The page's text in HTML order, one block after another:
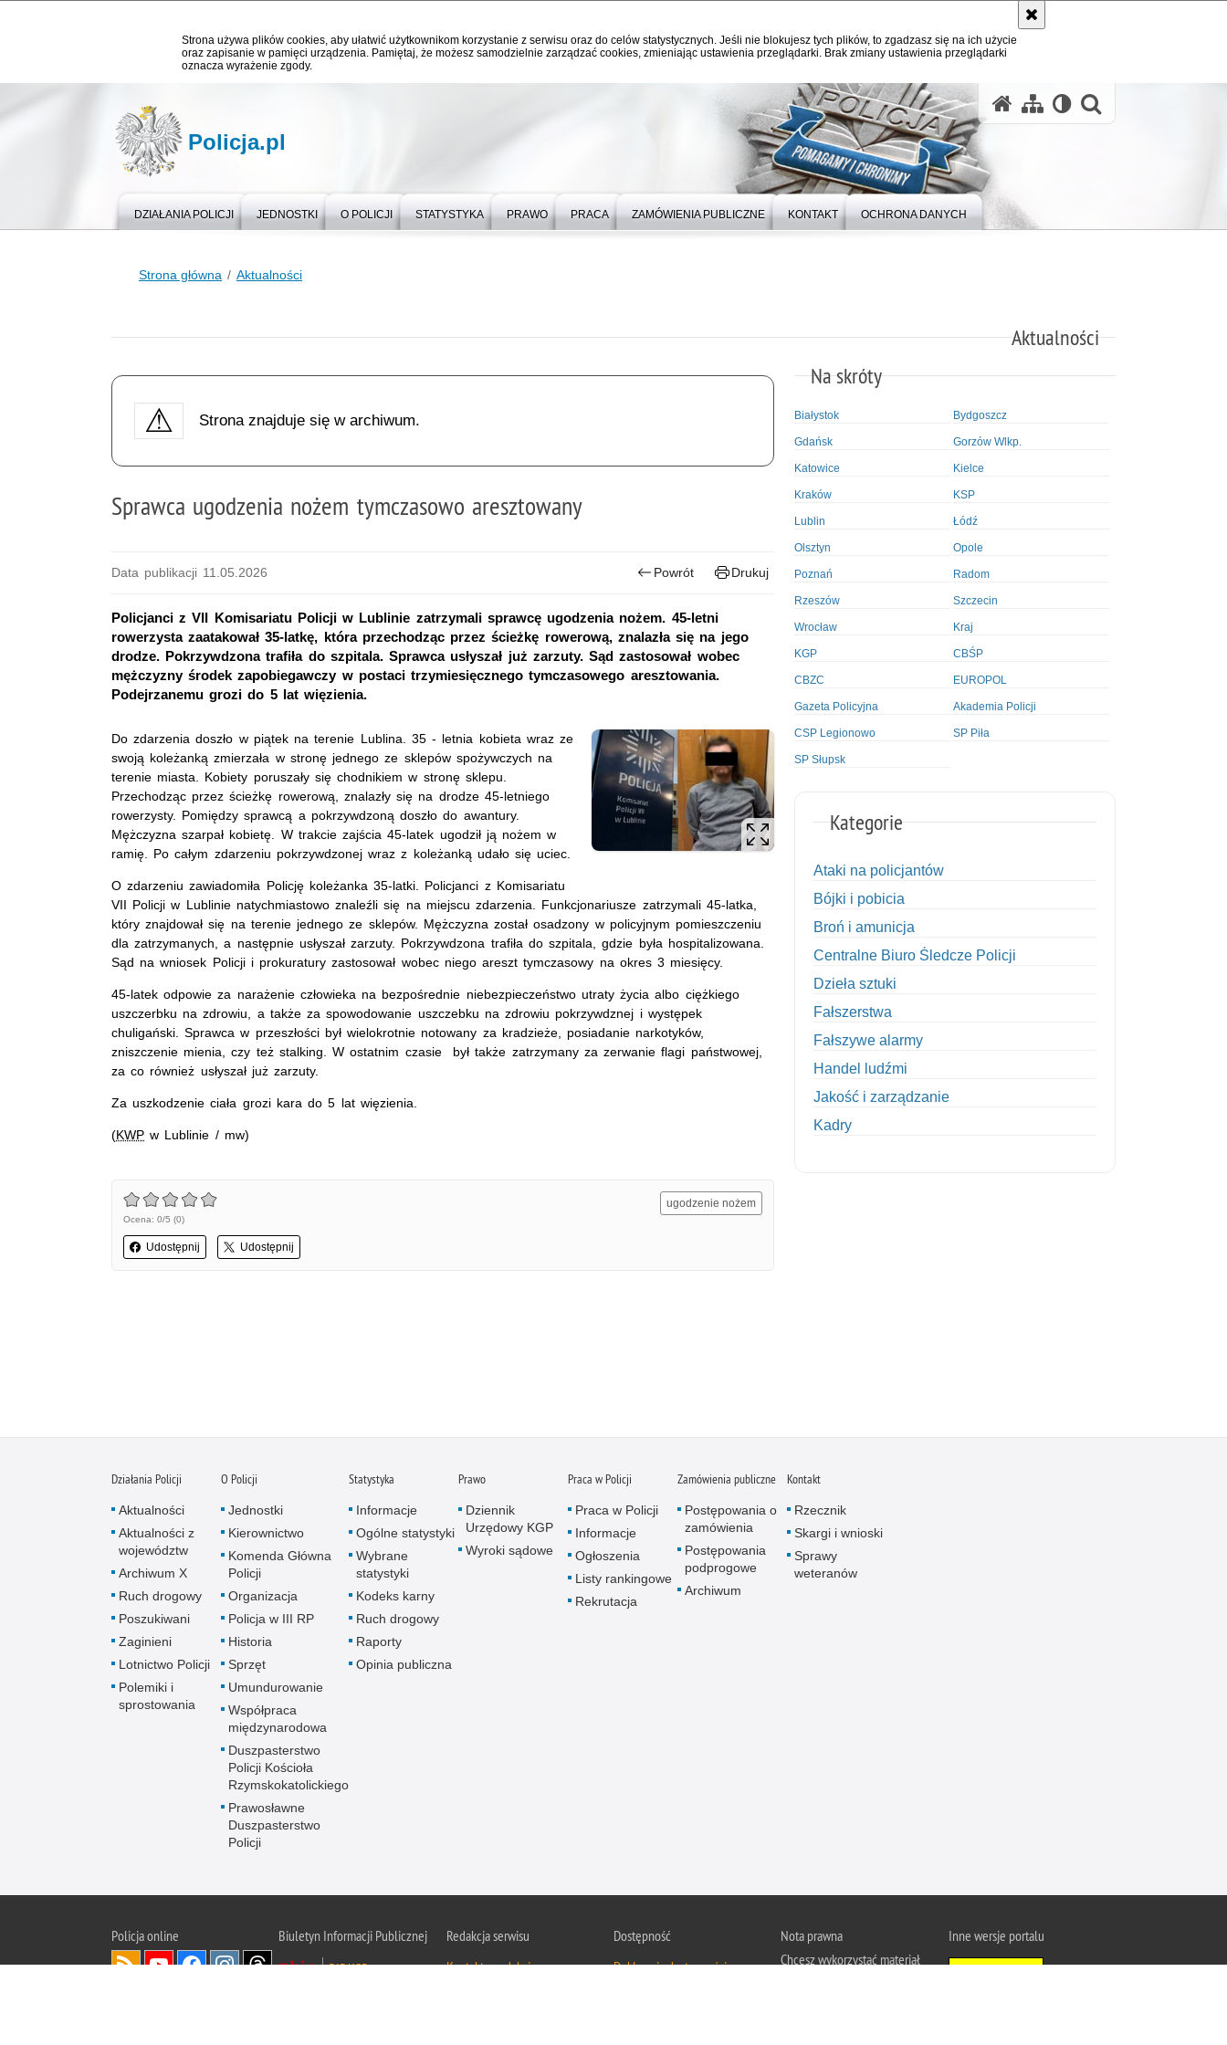
Strona używa plików cookies, aby ułatwić użytkownikom korzystanie z serwisu oraz do celów statystycznych. Jeśli nie blokujesz tych plików, to zgadzasz się na ich użycie
oraz zapisanie w pamięci urządzenia. Pamiętaj, że możesz samodzielnie zarządzać cookies, zmieniając ustawienia przeglądarki. Brak zmiany ustawienia przeglądarki
oznacza wyrażenie zgody.
Policja.pl
DZIAŁANIA POLICJI JEDNOSTKI O POLICJI STATYSTYKA PRAWO PRACA ZAMÓWIENIA PUBLICZNE KONTAKT OCHRONA DANYCH
Strona główna Aktualności
Aktualności
Strona znajduje się w archiwum.
Sprawca ugodzenia nożem tymczasowo aresztowany
Data publikacji 11.05.2026 Powrót Drukuj
Policjanci z VII Komisariatu Policji w Lublinie zatrzymali sprawcę ugodzenia nożem. 45-letni
rowerzysta zaatakował 35-latkę, która przechodząc przez ścieżkę rowerową, znalazła się na jego
drodze. Pokrzywdzona trafiła do szpitala. Sprawca usłyszał już zarzuty. Sąd zastosował wobec
mężczyzny środek zapobiegawczy w postaci trzymiesięcznego tymczasowego aresztowania.
Podejrzanemu grozi do 5 lat więzienia.
Do zdarzenia doszło w piątek na terenie Lublina. 35 - letnia kobieta wraz ze
swoją koleżanką zmierzała w stronę jednego ze sklepów spożywczych na
terenie miasta. Kobiety poruszały się chodnikiem w stronę sklepu.
Przechodząc przez ścieżkę rowerową, znalazły się na drodze 45-letniego
rowerzysty. Pomiędzy sprawcą a pokrzywdzoną doszło do awantury.
Mężczyzna szarpał kobietę. W trakcie zajścia 45-latek ugodził ją nożem w
ramię. Po całym zdarzeniu pokrzywdzonej wraz z koleżanką udało się uciec.
O zdarzeniu zawiadomiła Policję koleżanka 35-latki. Policjanci z Komisariatu
VII Policji w Lublinie natychmiastowo znaleźli się na miejscu zdarzenia. Funkcjonariusze zatrzymali 45-latka,
który znajdował się na terenie jednego ze sklepów. Mężczyzna został osadzony w policyjnym pomieszczeniu
dla zatrzymanych, a następnie usłyszał zarzuty. Pokrzywdzona trafiła do szpitala, gdzie była hospitalizowana.
Sąd na wniosek Policji i prokuratury zastosował wobec niego areszt tymczasowy na okres 3 miesięcy.
45-latek odpowie za narażenie człowieka na bezpośrednie niebezpieczeństwo utraty życia albo ciężkiego
uszczerbku na zdrowiu, a także za spowodowanie uszczebku na zdrowiu pokrzywdznej i występek
chuligański. Sprawca w przeszłości był wielokrotnie notowany za kradzieże, posiadanie narkotyków,
zniszczenie mienia, czy też stalking. W ostatnim czasie był także zatrzymany za zerwanie flagi państwowej,
za co również usłyszał już zarzuty.
Za uszkodzenie ciała grozi kara do 5 lat więzienia.
(KWP w Lublinie / mw)
Ocena: 0/5 (0)
Udostępnij Udostępnij
ugodzenie nożem
Na skróty
Białystok Bydgoszcz
Gdańsk Gorzów Wlkp.
Katowice Kielce
Kraków KSP
Lublin Łódź
Olsztyn Opole
Poznań Radom
Rzeszów Szczecin
Wrocław Kraj
KGP CBŚP
CBZC EUROPOL
Gazeta Policyjna Akademia Policji
CSP Legionowo SP Piła
SP Słupsk
Kategorie
Ataki na policjantów
Bójki i pobicia
Broń i amunicja
Centralne Biuro Śledcze Policji
Dzieła sztuki
Fałszerstwa
Fałszywe alarmy
Handel ludźmi
Jakość i zarządzanie
Kadry
Niszczenie mienia
Porwania
Działania Policji
Aktualności
Aktualności z
województw
Archiwum X
Ruch drogowy
Poszukiwani
Zaginieni
Lotnictwo Policji
Polemiki i
sprostowania
O Policji
Jednostki
Kierownictwo
Komenda Główna
Policji
Organizacja
Policja w III RP
Historia
Sprzęt
Umundurowanie
Współpraca
międzynarodowa
Duszpasterstwo
Policji Kościoła
Rzymskokatolickiego
Prawosławne
Duszpasterstwo
Policji
Statystyka
Informacje
Ogólne statystyki
Wybrane
statystyki
Kodeks karny
Ruch drogowy
Raporty
Opinia publiczna
Prawo
Dziennik
Urzędowy KGP
Wyroki sądowe
Praca w Policji
Praca w Policji
Informacje
Ogłoszenia
Listy rankingowe
Rekrutacja
Zamówienia publiczne
Postępowania o
zamówienia
Postępowania
podprogowe
Archiwum
Kontakt
Rzecznik
Skargi i wnioski
Sprawy
weteranów
Policjaonline
Biuletyn Informacji Publicznej
BIP KGP
Redakcja serwisu
Kontakt z redakcją
Dostępność
Deklaracja dostępności
Nota prawna
Chcesz wykorzystać materiał
Inne wersje portalu